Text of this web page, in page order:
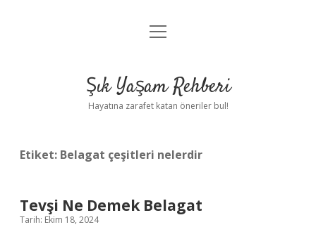
Anasayfa
Yasal Uyarı
menüyü
Şık Yaşam Rehberi
Hayatına zarafet katan öneriler bul!
Etiket: Belagat çeşitleri nelerdir
Tevşi Ne Demek Belagat
Tarih: Ekim 18, 2024